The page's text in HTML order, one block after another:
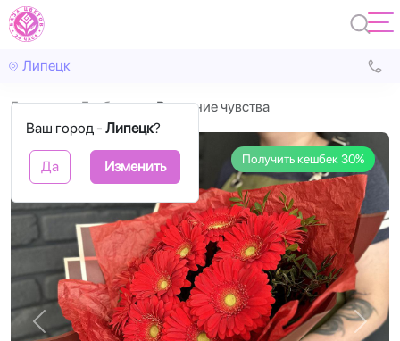
Липецк
Ваш город - Липецк?
Да Изменить
Главная Герберы Весенние чувства
Получить кешбек 30%
Назад